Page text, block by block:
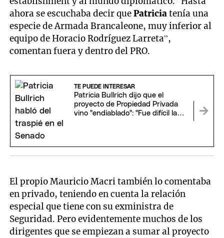
ahora se escuchaba decir quePatriciatenía una
especie de Armada Brancaleone, muy inferior al
equipo de Horacio Rodríguez Larreta”,
comentan fuera y dentro del PRO.
TE PUEDE INTERESAR
Patricia Bullrich dijo que el
proyecto de Propiedad Privada
vino "endiablado": "Fue difícil la
El propio Mauricio Macri también lo comentaba
en privado, teniendo en cuenta la relación
especial que tiene con su exministra de
Seguridad. Pero evidentemente muchos de los
dirigentes que se empiezan a sumar al proyecto